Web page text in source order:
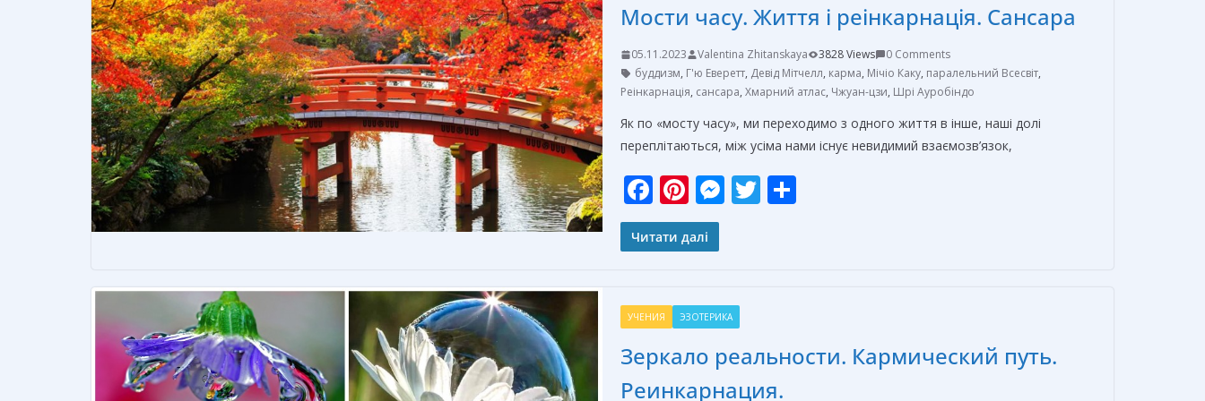
k er и
т
ь
Мости часу. Життя і реінкарнація. Сансара
05.11.2023 Valentina Zhitanskaya 3828 Views
0 Comments
буддизм, Г'ю Еверетт, Девід Мітчелл, карма, Мічіо Каку, паралельний Всесвіт,
Реінкарнація, сансара, Хмарний атлас, Чжуан-цзи, Шрі Ауробіндо
Як по «мосту часу», ми переходимо з одного життя в інше, наші долі
переплітаються, між усіма нами існує невидимий взаємозв’язок,
F
ac
e
o
o
k
Pi
nt
er
st
M
n
g
er
T
и
Читати далі
УЧЕНИЯ ЭЗОТЕРИКА
Зеркало реальности. Кармический путь.
Реинкарнация.